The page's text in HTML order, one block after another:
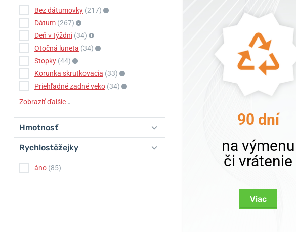
Bez dátumovky (217)
Dátum (267)
Deň v týždni (34)
Otočná luneta (34)
Stopky (44)
Korunka skrutkovacia (33)
Priehľadné zadné veko (34)
Zobraziť ďalšie ↓
Hmotnosť
Rychlostěžejky
áno (85)
90 dní
na výmenu
či vrátenie
Viac